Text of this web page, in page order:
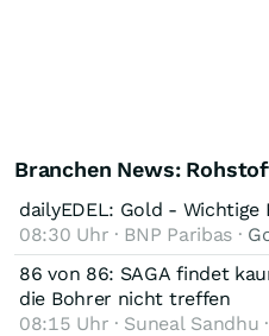
Branchen News:
dailyEDEL: Gold -
08:30 Uhr · BNP Paribas ·
86 von 86: SAGA findet
die Bohrer nicht treffen
08:15 Uhr · Suneal Sandhu ·